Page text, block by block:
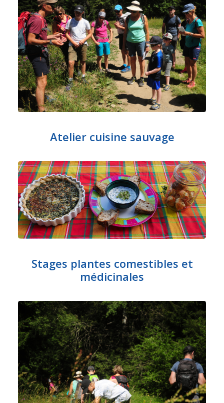
Atelier cuisine sauvage
Stages plantes comestibles et
médicinales